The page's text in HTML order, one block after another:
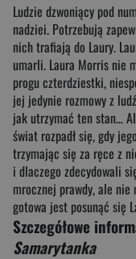
Ludzie dzwoniący pod
nadziei. Potrzebują
nich trafiają do Laury.
umarli. Laura Morris nie
progu czterdziestki,
jej jedynie rozmowy z
jak utrzymać ten stan…
świat rozpadł się, gdy
trzymając się za ręce z
i dlaczego zdecydowali
mrocznej prawdy, ale
gotowa jest posunąć się
Szczegółowe
Samarytanka